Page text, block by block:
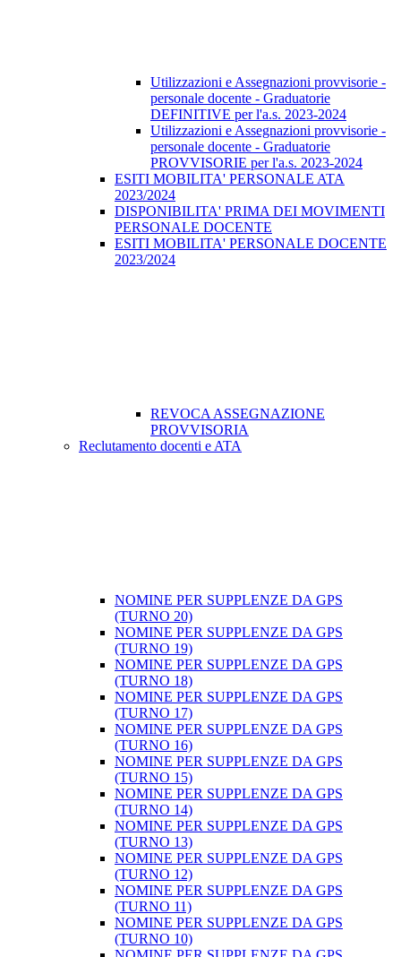
Utilizzazioni e Assegnazioni provvisorie -
personale docente - Graduatorie
DEFINITIVE per l'a.s. 2023-2024
Utilizzazioni e Assegnazioni provvisorie -
personale docente - Graduatorie
PROVVISORIE per l'a.s. 2023-2024
ESITI MOBILITA' PERSONALE ATA
2023/2024
DISPONIBILITA' PRIMA DEI MOVIMENTI
PERSONALE DOCENTE
ESITI MOBILITA' PERSONALE DOCENTE
2023/2024
REVOCA ASSEGNAZIONE
PROVVISORIA
Reclutamento docenti e ATA
NOMINE PER SUPPLENZE DA GPS
(TURNO 20)
NOMINE PER SUPPLENZE DA GPS
(TURNO 19)
NOMINE PER SUPPLENZE DA GPS
(TURNO 18)
NOMINE PER SUPPLENZE DA GPS
(TURNO 17)
NOMINE PER SUPPLENZE DA GPS
(TURNO 16)
NOMINE PER SUPPLENZE DA GPS
(TURNO 15)
NOMINE PER SUPPLENZE DA GPS
(TURNO 14)
NOMINE PER SUPPLENZE DA GPS
(TURNO 13)
NOMINE PER SUPPLENZE DA GPS
(TURNO 12)
NOMINE PER SUPPLENZE DA GPS
(TURNO 11)
NOMINE PER SUPPLENZE DA GPS
(TURNO 10)